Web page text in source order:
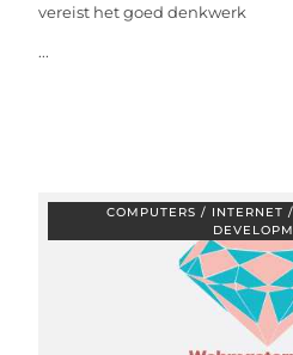
vereist het goed denkwerk
...
COMPUTERS / INTERNET